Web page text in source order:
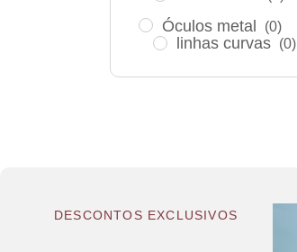
Óculos metal (0)
linhas curvas (0)
linhas mistas (0)
⁠linhas retas
DESCONTOS EXCLUSIVOS